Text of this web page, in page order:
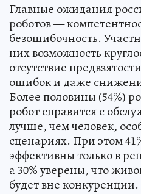
Главные ожидания
роботов —
безошибочность.
них возможность
отсутствие
ошибок и даже
Более половины (54%)
робот справится с
лучше, чем человек,
сценариях. При этом
эффективны только в
а 30% уверены, что
будет вне конкуренции.